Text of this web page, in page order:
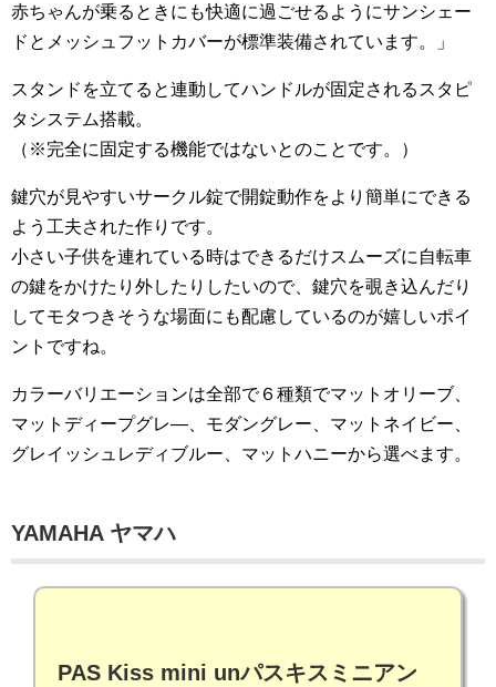
赤ちゃんが乗るときにも快適に過ごせるようにサンシェー
ドとメッシュフットカバーが標準装備されています。」
スタンドを立てると連動してハンドルが固定されるスタピ
タシステム搭載。
（※完全に固定する機能ではないとのことです。）
鍵穴が見やすいサークル錠で開錠動作をより簡単にできる
よう工夫された作りです。
小さい子供を連れている時はできるだけスムーズに自転車
の鍵をかけたり外したりしたいので、鍵穴を覗き込んだり
してモタつきそうな場面にも配慮しているのが嬉しいポイ
ントですね。
カラーバリエーションは全部で６種類でマットオリーブ、
マットディープグレ―、モダングレー、マットネイビー、
グレイッシュレディブルー、マットハニーから選べます。
YAMAHA ヤマハ
PAS Kiss mini unパスキスミニアン